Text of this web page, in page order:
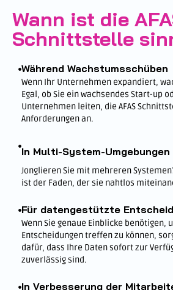
Wann ist die
Schnittstelle
Während Wachstumsschüben
Wenn Ihr Unternehmen expandiert,
Egal, ob Sie ein wachsendes Start-up
Unternehmen leiten, die AFAS
Anforderungen an.
In Multi-System-Umgebungen
Jonglieren Sie mit mehreren
ist der Faden, der sie nahtlos
Für datengestützte
Wenn Sie genaue Einblicke benötigen,
Entscheidungen treffen zu können,
dafür, dass Ihre Daten sofort zur
zuverlässig sind.
In Verbesserung der